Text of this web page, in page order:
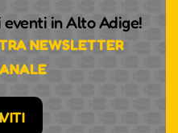
in Alto Adige!
NEWSLETTER